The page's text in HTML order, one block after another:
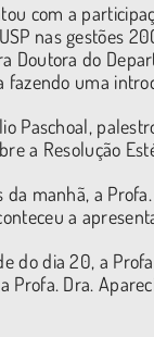
com a
nas gestões
Doutora do
uma
Paschoal,
a Resolução
manhã, a
a
do dia 20, a
Profa. Dra.